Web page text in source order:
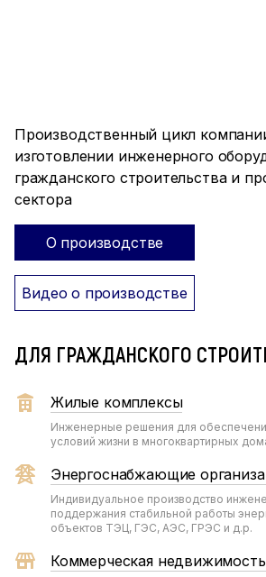
Производственный цикл
изготовлении инженерного
гражданского строительства и
сектора
О производстве
Видео о производстве
ДЛЯ ГРАЖДАНСКОГО
Жилые комплексы
Инженерные решения для
условий жизни в многоквартирных
Энергоснабжающие
Индивидуальное производство
поддержания стабильной работы
объектов ТЭЦ, ГЭС, АЭС, ГРЭС и д.р.
Коммерческая недвижимость